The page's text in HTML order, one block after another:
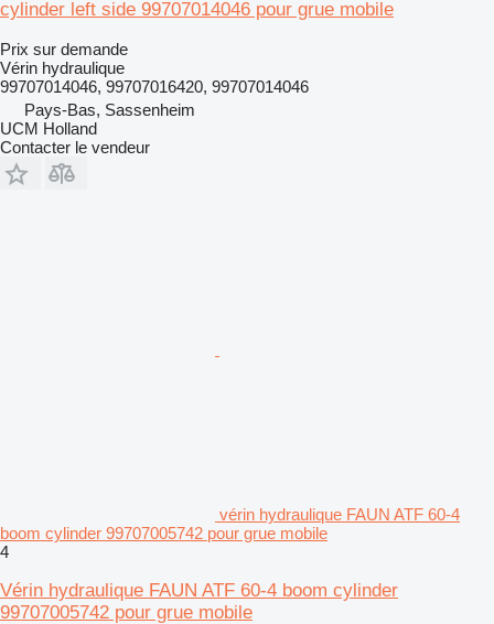
cylinder left side 99707014046 pour grue mobile
Prix sur demande
Vérin hydraulique
99707014046, 99707016420, 99707014046
Pays-Bas, Sassenheim
UCM Holland
Contacter le vendeur
vérin hydraulique FAUN ATF 60-4
boom cylinder 99707005742 pour grue mobile
4
Vérin hydraulique FAUN ATF 60-4 boom cylinder
99707005742 pour grue mobile